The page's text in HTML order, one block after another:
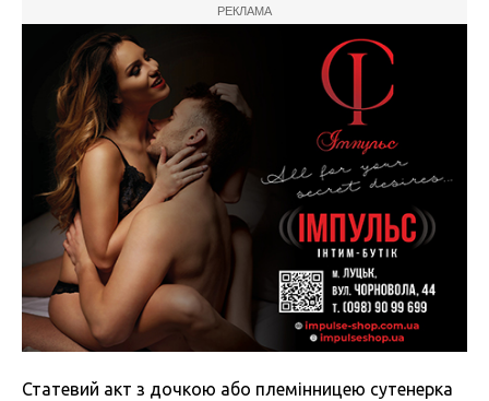
РЕКЛАМА
Статевий акт з дочкою або племінницею сутенерка